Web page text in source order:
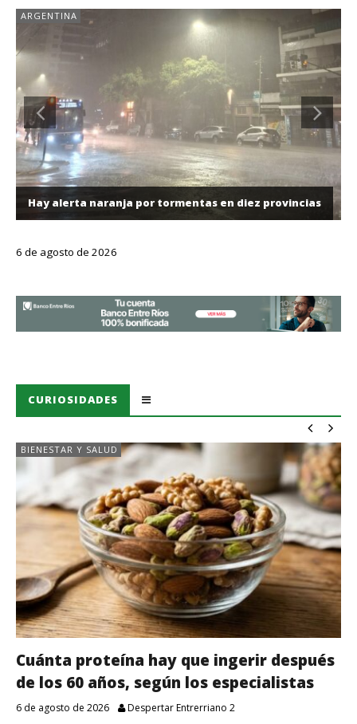
ARGENTINA
Hay alerta naranja por tormentas en diez provincias
6 de agosto de 2026
CURIOSIDADES
BIENESTAR Y SALUD
Cuánta proteína hay que ingerir después
de los 60 años, según los especialistas
6 de agosto de 2026 Despertar Entrerriano 2